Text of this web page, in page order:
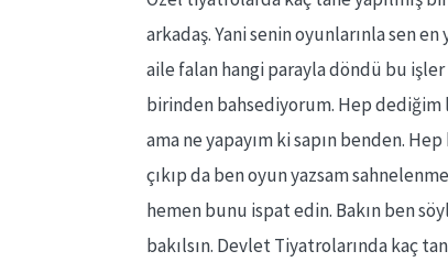
arkadaş. Yani senin oyunlarınla sen
aile falan hangi parayla döndü bu
birinden bahsediyorum. Hep dediğim
ama ne yapayım ki sapın benden.
çıkıp da ben oyun yazsam
hemen bunu ispat edin. Bakın ben
bakılsın. Devlet Tiyatrolarında kaç